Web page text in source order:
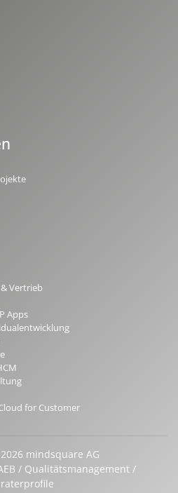
Vertrieb
Apps
for Customer
mindsquare AG
Qualitätsmanagement